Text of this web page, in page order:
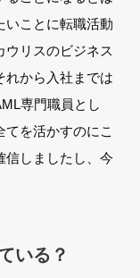
いことに転職活動
ウリスのビジネス
れから入社までは
専門職員とし
を活かすのにこ
信しましたし、今
いる？